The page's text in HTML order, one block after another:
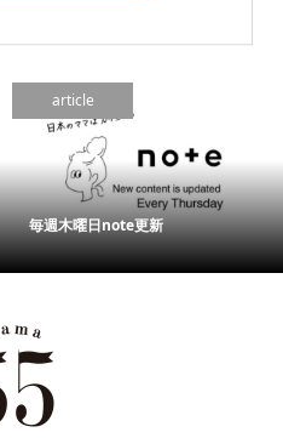
article
毎週木曜日note更新